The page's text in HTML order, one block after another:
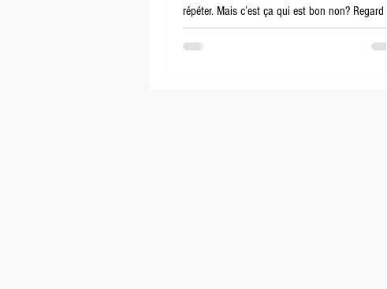
répéter. Mais c’est ça qui est bon non? Regard